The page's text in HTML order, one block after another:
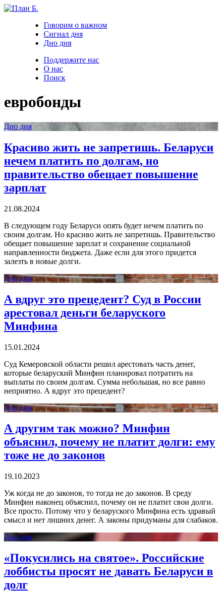
Говорим о важном
Сигнал дня
Дно дня
Поддержите нас
О нас
Поиск
евробонды
Дно дня
Красиво жить не запретишь. Беларуси
нечем платить по долгам, но
правительство обещает повышение
зарплат
21.08.2024
В следующем году Беларуси опять будет нечем платить по
своим долгам. Но красиво жить не запретишь. Правительство
обещает повышение зарплат и сохранение социальной
направленности бюджета. Даже если для этого придется
залезть в новые долги.
Дно дня
А вдруг это прецедент? Суд в России
арестовал деньги беларуского
Минфина
15.01.2024
Суд Кемеровской области решил арестовать часть денег,
которые беларуский Минфин планировал потратить на
выплаты по своим долгам. Сумма небольшая, но все равно
неприятно. А вдруг это прецедент?
Дно дня
А другим так можно? Минфин
объяснил, почему не платит долги: ему
тоже не до законов
19.10.2023
Уж когда не до законов, то тогда не до законов. В среду
Минфин наконец объяснил, почему он не платит свои долги.
Все просто. Потому что у беларуского Минфина есть здравый
смысл и нет лишних денег. А законы придуманы для слабаков.
Дно дня
«Покусились на святое». Российские
лоббисты просят не давать Беларуси в
долг